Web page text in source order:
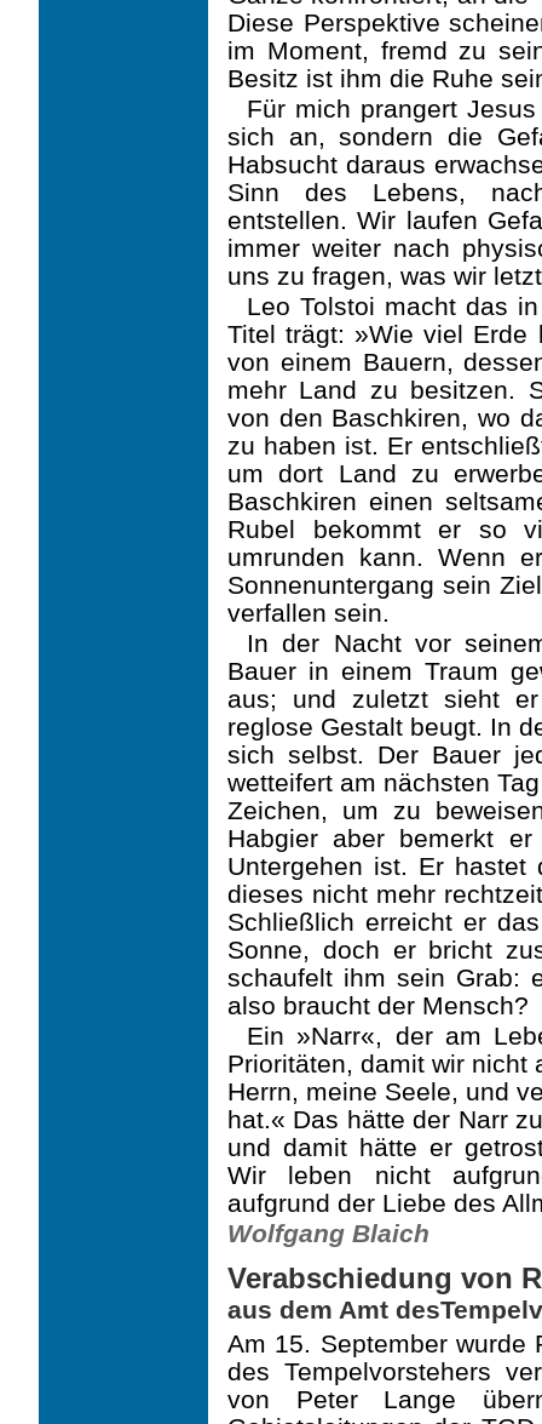
Diese Perspektive
im Moment, fremd zu
Besitz ist ihm die Ruhe
Für mich prangert
sich an, sondern die
Habsucht daraus
Sinn des Lebens,
entstellen. Wir laufen
immer weiter nach
uns zu fragen, was wir
Leo Tolstoi macht das
Titel trägt: »Wie viel Erde
von einem Bauern,
mehr Land zu besitzen.
von den Baschkiren, wo
zu haben ist. Er
um dort Land zu
Baschkiren einen
Rubel bekommt er so
umrunden kann. Wenn
Sonnenuntergang sein
verfallen sein.
In der Nacht vor
Bauer in einem Traum
aus; und zuletzt sieht
reglose Gestalt beugt. In
sich selbst. Der Bauer
wetteifert am nächsten
Zeichen, um zu
Habgier aber bemerkt
Untergehen ist. Er
dieses nicht mehr
Schließlich erreicht er
Sonne, doch er bricht
schaufelt ihm sein Grab:
also braucht der Mensch?
Ein »Narr«, der am
Prioritäten, damit wir nicht
Herrn, meine Seele, und
hat.« Das hätte der Narr
und damit hätte er
Wir leben nicht
aufgrund der Liebe des
Wolfgang Blaich
Verabschiedung von
aus dem Amt
Am 15. September wurde
des Tempelvorstehers
von Peter Lange